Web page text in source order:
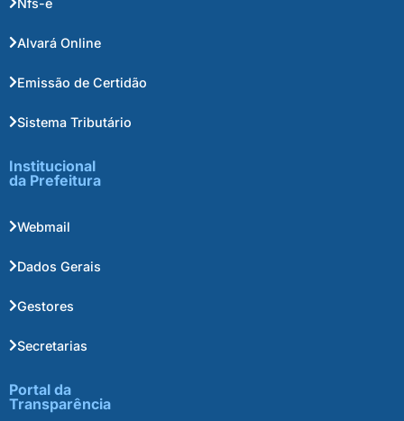
Alvará Online
Emissão de Certidão
Sistema Tributário
Institucional
da Prefeitura
Webmail
Dados Gerais
Gestores
Secretarias
Portal da
Transparência